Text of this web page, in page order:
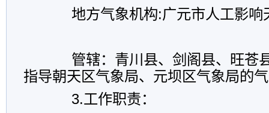
地方气象机构:广元市人工影响
管辖：青川县、剑阁县、旺苍
指导朝天区气象局、元坝区气象局的
3.工作职责：